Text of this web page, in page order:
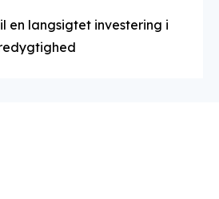
en langsigtet investering i